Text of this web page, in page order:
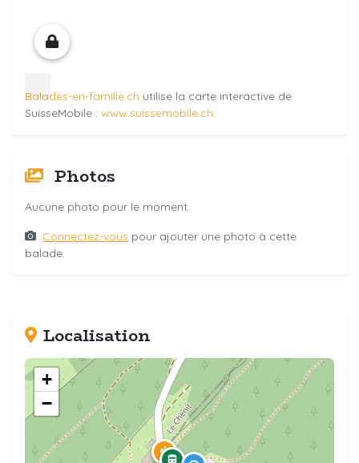
Balades-en-famille.ch utilise la carte interactive de
SuisseMobile : www.suissemobile.ch
Photos
Aucune photo pour le moment.
Connectez-vous pour ajouter une photo à cette
balade.
Localisation
+
−